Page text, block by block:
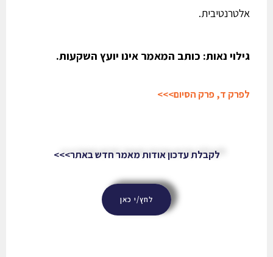
אלטרנטיבית.
גילוי נאות: כותב המאמר אינו יועץ השקעות.
לפרק ד, פרק הסיום>>>
לקבלת עדכון אודות מאמר חדש באתר>>>
לחץ/י כאן